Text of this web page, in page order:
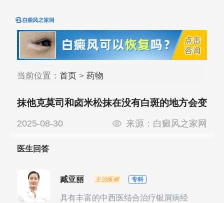
当前位置： 首页> 药物
抹他克莫司和卤米松抹在没有白斑的地方会变
白吗
2025-08-30 来源： 白癜风之家网
医生回答
臧亚丽 主治医师 专科
具有丰富的中西医结合治疗银屑病经